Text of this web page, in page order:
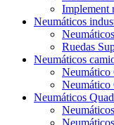
Implement
Neumáticos
Ruedas
Neumáticos
Neumático
Neumático
Neumáticos